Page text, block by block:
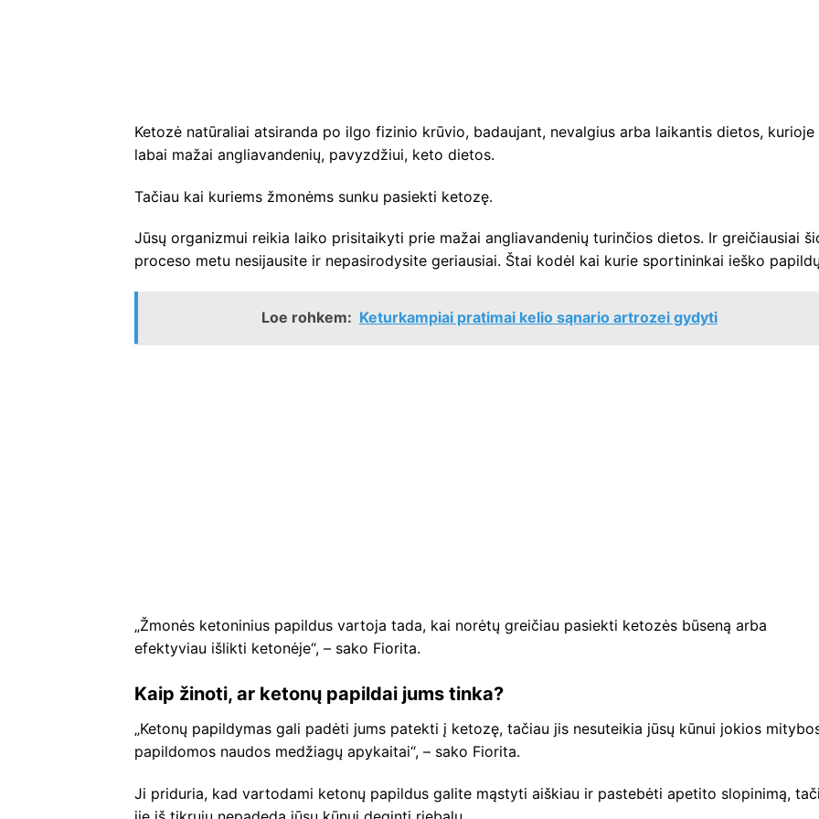
Ketozė natūraliai atsiranda po ilgo fizinio krūvio, badaujant, nevalgius arba laikantis dietos, kurioje
labai mažai angliavandenių, pavyzdžiui, keto dietos.
Tačiau kai kuriems žmonėms sunku pasiekti ketozę.
Jūsų organizmui reikia laiko prisitaikyti prie mažai angliavandenių turinčios dietos. Ir greičiausiai
proceso metu nesijausite ir nepasirodysite geriausiai. Štai kodėl kai kurie sportininkai ieško
Loe rohkem: Keturkampiai pratimai kelio sąnario artrozei gydyti
„Žmonės ketoninius papildus vartoja tada, kai norėtų greičiau pasiekti ketozės būseną arba
efektyviau išlikti ketonėje“, – sako Fiorita.
Kaip žinoti, ar ketonų papildai jums tinka?
„Ketonų papildymas gali padėti jums patekti į ketozę, tačiau jis nesuteikia jūsų kūnui jokios
papildomos naudos medžiagų apykaitai“, – sako Fiorita.
Ji priduria, kad vartodami ketonų papildus galite mąstyti aiškiau ir pastebėti apetito slopinimą,